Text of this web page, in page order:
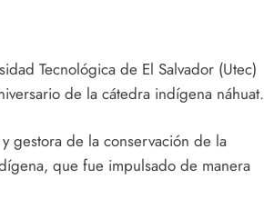
Tecnológica de El Salvador (Utec)
de la cátedra indígena náhuat.
gestora de la conservación de la
que fue impulsado de manera